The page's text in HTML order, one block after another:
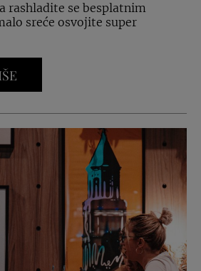
rashladite se besplatnim
sreće osvojite super